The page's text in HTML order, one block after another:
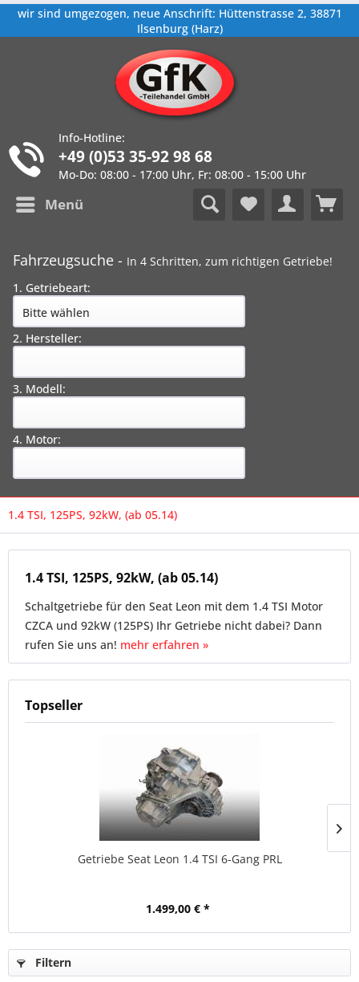
wir sind umgezogen, neue Anschrift: Hüttenstrasse 2, 38871
Ilsenburg (Harz)
Info-Hotline:
+49 (0)53 35-92 98 68
Mo-Do: 08:00 - 17:00 Uhr, Fr: 08:00 - 15:00 Uhr
Menü
Fahrzeugsuche - In 4 Schritten, zum richtigen Getriebe!
1. Getriebeart:
2. Hersteller:
3. Modell:
4. Motor:
1.4 TSI, 125PS, 92kW, (ab 05.14)
1.4 TSI, 125PS, 92kW, (ab 05.14)
Schaltgetriebe für den Seat Leon mit dem 1.4 TSI Motor
CZCA und 92kW (125PS) Ihr Getriebe nicht dabei? Dann
rufen Sie uns an! mehr erfahren »
Topseller
Getriebe Seat Leon 1.4 TSI 6-Gang PRL
1.499,00 € *
Filtern